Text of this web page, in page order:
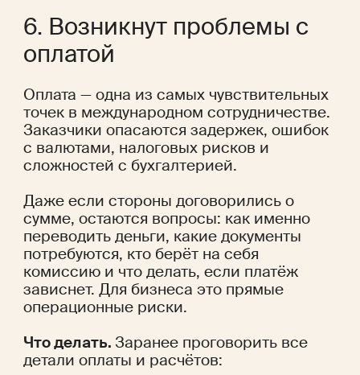
6. Возникнут проблемы с
оплатой
Оплата — одна из самых чувствительных
точек в международном сотрудничестве.
Заказчики опасаются задержек, ошибок
с валютами, налоговых рисков и
сложностей с бухгалтерией.
Даже если стороны договорились о
сумме, остаются вопросы: как именно
переводить деньги, какие документы
потребуются, кто берёт на себя
комиссию и что делать, если платёж
зависнет. Для бизнеса это прямые
операционные риски.
Что делать. Заранее проговорить все
детали оплаты и расчётов: